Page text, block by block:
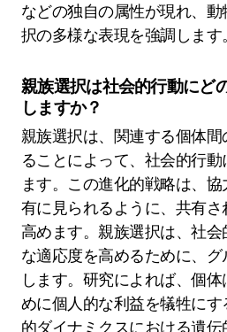
などの独自の属性が現れ、
択の多様な表現を強調します。
親族選択は社会的行動にど
しますか？
親族選択は、関連する個体
ることによって、社会的行動
ます。この進化的戦略は、
有に見られるように、共有
高めます。親族選択は、社
な適応度を高めるために、
します。研究によれば、個
めに個人的な利益を犠牲に
的ダイナミクスにおける遺